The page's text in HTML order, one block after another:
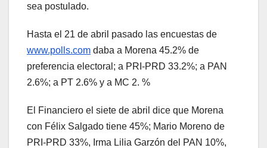
sea postulado.
Hasta el 21 de abril pasado las encuestas de
www.polls.com daba a Morena 45.2% de
preferencia electoral; a PRI-PRD 33.2%; a PAN
2.6%; a PT 2.6% y a MC 2. %
El Financiero el siete de abril dice que Morena
con Félix Salgado tiene 45%; Mario Moreno de
PRI-PRD 33%, Irma Lilia Garzón del PAN 10%,